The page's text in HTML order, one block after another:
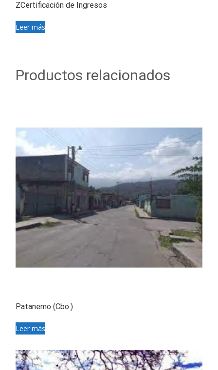
ZCertificación de Ingresos
Leer más
Productos relacionados
Patanemo (Cbo.)
Leer más